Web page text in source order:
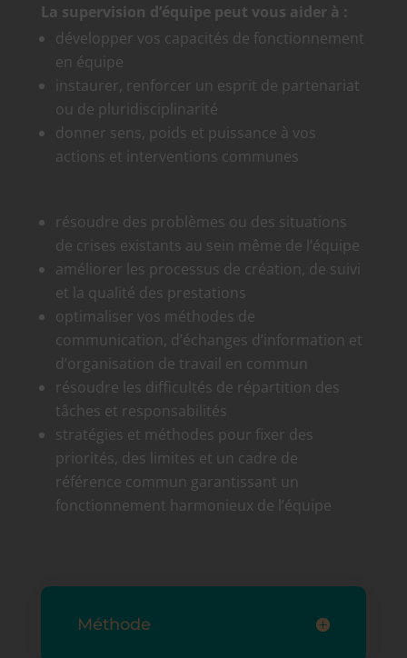
La supervision d’équipe peut vous aider à :
développer vos capacités de fonctionnement
en équipe
instaurer, renforcer un esprit de partenariat
ou de pluridisciplinarité
donner sens, poids et puissance à vos
actions et interventions communes
résoudre des problèmes ou des situations
de crises existants au sein même de l’équipe
améliorer les processus de création, de suivi
et la qualité des prestations
optimaliser vos méthodes de
communication, d’échanges d’information et
d’organisation de travail en commun
résoudre les difficultés de répartition des
tâches et responsabilités
stratégies et méthodes pour fixer des
priorités, des limites et un cadre de
référence commun garantissant un
fonctionnement harmonieux de l’équipe
Méthode